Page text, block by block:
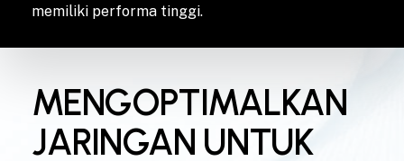
memiliki performa tinggi.
MENGOPTIMALKAN
JARINGAN UNTUK